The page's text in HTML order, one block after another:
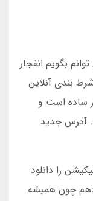
بگویم انفجار
بندی آنلاین
ساده است و
آدرس جدید
را دانلود
چون همیشه